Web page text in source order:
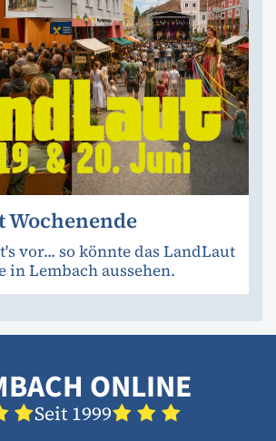
Wochenende
vor... so könnte das LandLaut
in Lembach aussehen.
ONLINE
Seit 1999